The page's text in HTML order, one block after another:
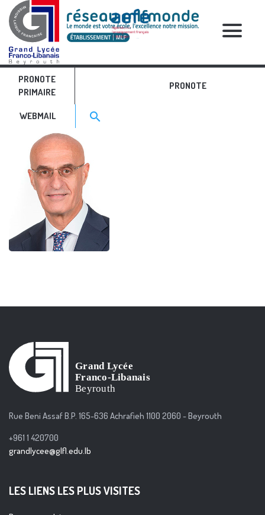
PRONOTE
PRIMAIRE
PRONOTE
WEBMAIL Search for:>
search
RELATIVE POSTS
t10
Rue Beni Assaf B.P. 165-636 Achrafieh 1100 2060 - Beyrouth
+961 1 420700
grandlycee@glfl.edu.lb
LES LIENS LES PLUS VISITES